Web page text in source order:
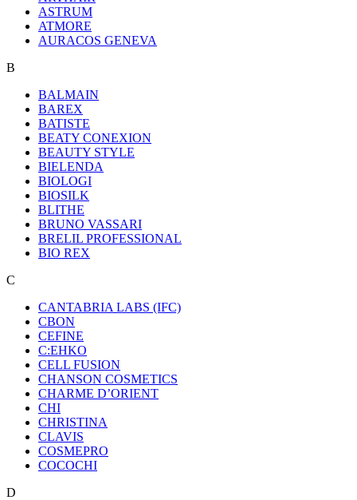
ASTRUM
ATMORE
AURACOS GENEVA
B
BALMAIN
BAREX
BATISTE
BEATY CONEXION
BEAUTY STYLE
BIELENDA
BIOLOGI
BIOSILK
BLITHE
BRUNO VASSARI
BRELIL PROFESSIONAL
BIO REX
C
CANTABRIA LABS (IFC)
CBON
CEFINE
C:EHKO
CELL FUSION
CHANSON COSMETICS
CHARME D’ORIENT
CHI
CHRISTINA
CLAVIS
COSMEPRO
COCOCHI
D